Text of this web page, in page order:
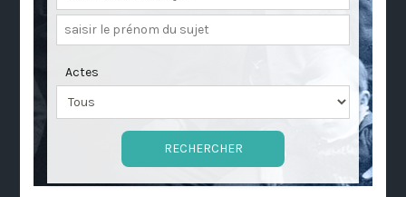
Actes